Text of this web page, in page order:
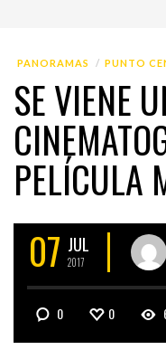
PANORAMAS PUNTO
SE VIENE
PELÍCULA
07 JUL
2017
0 0